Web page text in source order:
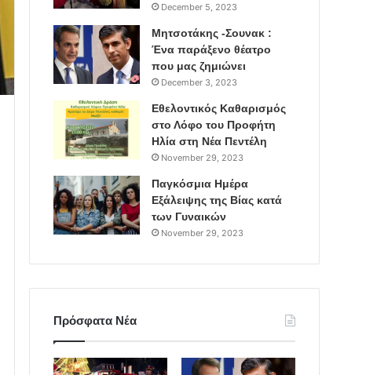
December 5, 2023
Μητσοτάκης -Σουνακ :
Ένα παράξενο θέατρο
που μας ζημιώνει
December 3, 2023
Εθελοντικός Καθαρισμός
στο Λόφο του Προφήτη
Ηλία στη Νέα Πεντέλη
November 29, 2023
Παγκόσμια Ημέρα
Εξάλειψης της Βίας κατά
των Γυναικών
November 29, 2023
Πρόσφατα Νέα